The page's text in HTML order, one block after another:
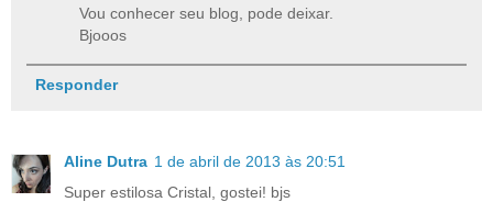
Vou conhecer seu blog, pode deixar.
Bjooos
Responder
Aline Dutra 1 de abril de 2013 às 20:51
Super estilosa Cristal, gostei! bjs